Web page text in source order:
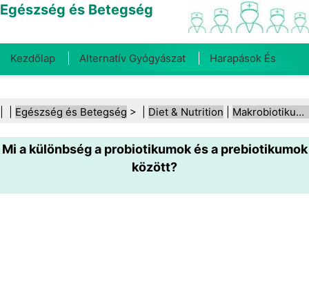
Egészség és Betegség
Kezdőlap Alternatív Gyógyászat Harapások És
Fogegészség Diéta És Táplálkozás Családi
Egészség Egészségügyi Ágazat Mentális Egészség
Egészség és Betegség > | Diet & Nutrition Makrobiotikus étrend
Mi a különbség a probiotikumok és a prebiotikumok
között?